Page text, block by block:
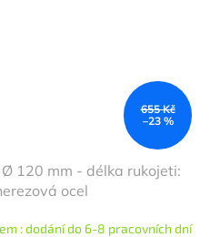
655 Kč
–23 %
120 mm - délka rukojeti:
ocel
: dodání do 6-8 pracovních dní